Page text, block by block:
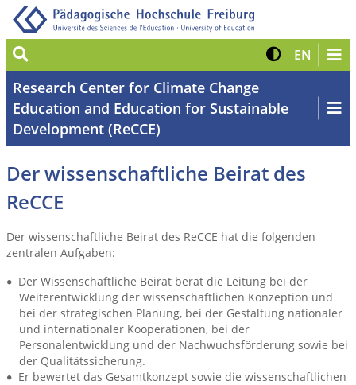
Suche Kontrast
EN Zur
Research Center for Climate Change
Education and Education for Sustainable
Development (ReCCE)
Der wissenschaftliche Beirat des
ReCCE
Der wissenschaftliche Beirat des ReCCE hat die folgenden
zentralen Aufgaben:
Der Wissenschaftliche Beirat berät die Leitung bei der
Weiterentwicklung der wissenschaftlichen Konzeption und
bei der strategischen Planung, bei der Gestaltung nationaler
und internationaler Kooperationen, bei der
Personalentwicklung und der Nachwuchsförderung sowie bei
der Qualitätssicherung.
Er bewertet das Gesamtkonzept sowie die wissenschaftlichen